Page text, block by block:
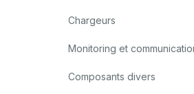
Chargeurs
Monitoring et
Composants divers